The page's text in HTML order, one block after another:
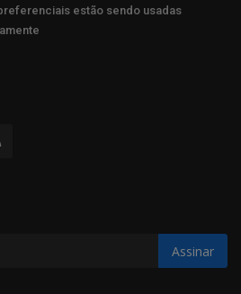
estão sendo usadas
Assinar